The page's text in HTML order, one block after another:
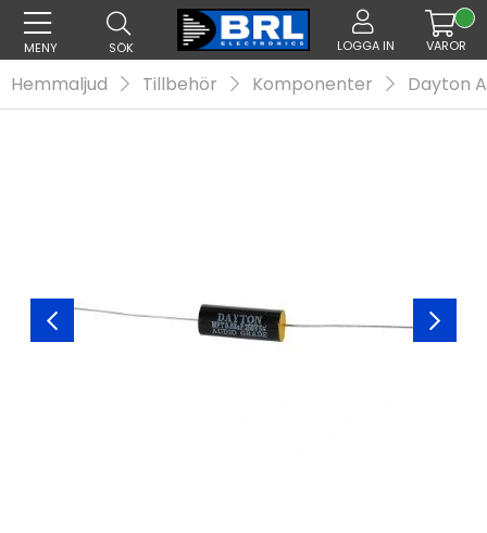
MENY SÖK LOGGA IN VAROR
Hemmaljud Tillbehör Komponenter Dayton